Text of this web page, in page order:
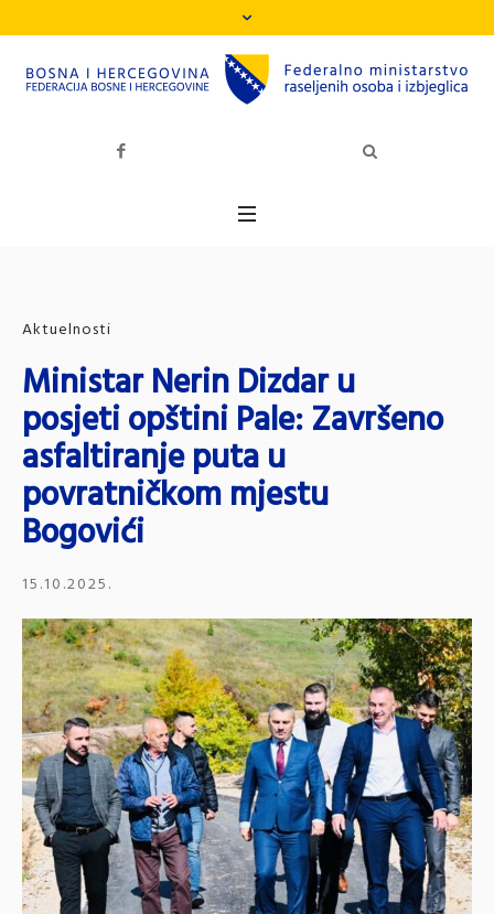
Aktuelnosti
Ministar Nerin Dizdar u
posjeti opštini Pale: Završeno
asfaltiranje puta u
povratničkom mjestu
Bogovići
15.10.2025.